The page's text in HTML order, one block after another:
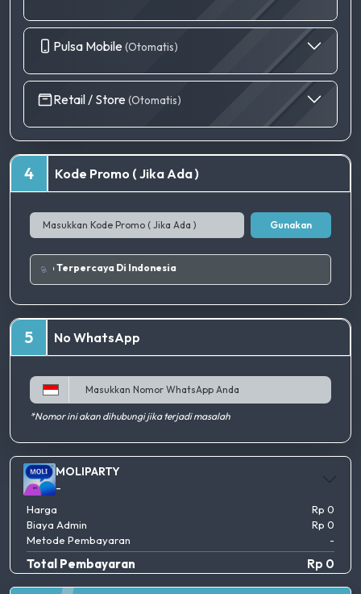
Pulsa Mobile (Otomatis)
Retail / Store (Otomatis)
4 Kode Promo ( Jika Ada )
Gunakan
Tempat Top Up Terpercaya Di Indonesia
5 No WhatsApp
*Nomor ini akan dihubungi jika terjadi masalah
MOLIPARTY
-
Harga
Rp 0
Biaya Admin
Rp 0
Metode Pembayaran
-
Total Pembayaran Rp 0